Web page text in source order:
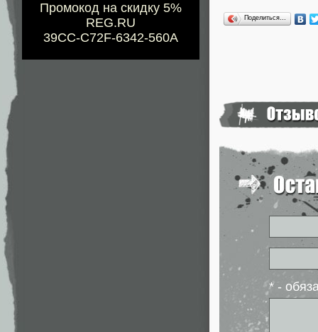
Промокод на скидку 5%
REG.RU
39CC-C72F-6342-560A
Поделиться…
* -